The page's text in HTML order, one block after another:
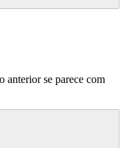
o anterior se parece com